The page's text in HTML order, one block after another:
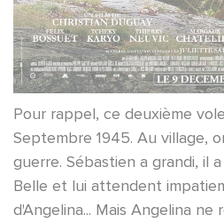
Pour rappel, ce deuxième
Septembre 1945. Au village,
guerre. Sébastien a grandi, il
Belle et lui attendent
d'Angelina... Mais Angelina ne